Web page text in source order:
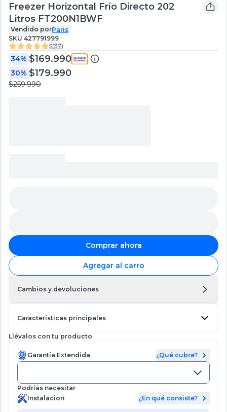
Freezer Horizontal Frío Directo 202
Litros FT200N1BWF
Vendido porParis
SKU 427791999
5(37)
34% $169.990
30% $179.990
$259.990
Comprar ahora
Agregar al carro
Cambios y devoluciones
Características principales
Llévalos con tu producto
Garantía Extendida ¿Qué cubre?
Podrías necesitar
Instalacion
¿En qué consiste?